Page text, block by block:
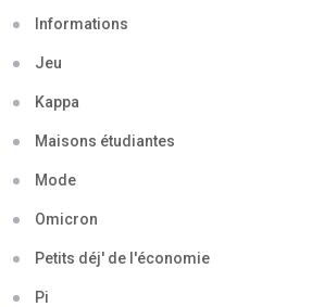
Informations
Jeu
Kappa
Maisons étudiantes
Mode
Omicron
Petits déj' de l'économie
Pi